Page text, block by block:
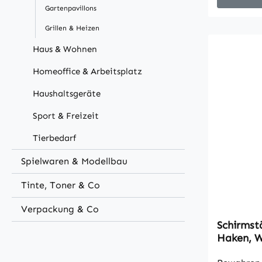
Gartenpavillons
Grillen & Heizen
Haus & Wohnen
Homeoffice & Arbeitsplatz
Haushaltsgeräte
Sport & Freizeit
Tierbedarf
Spielwaren & Modellbau
Tinte, Toner & Co
Verpackung & Co
kg Sand
Stabilität
ganze
g/m²
in der
schnelles
einer
Haken,